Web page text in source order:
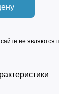
не являются